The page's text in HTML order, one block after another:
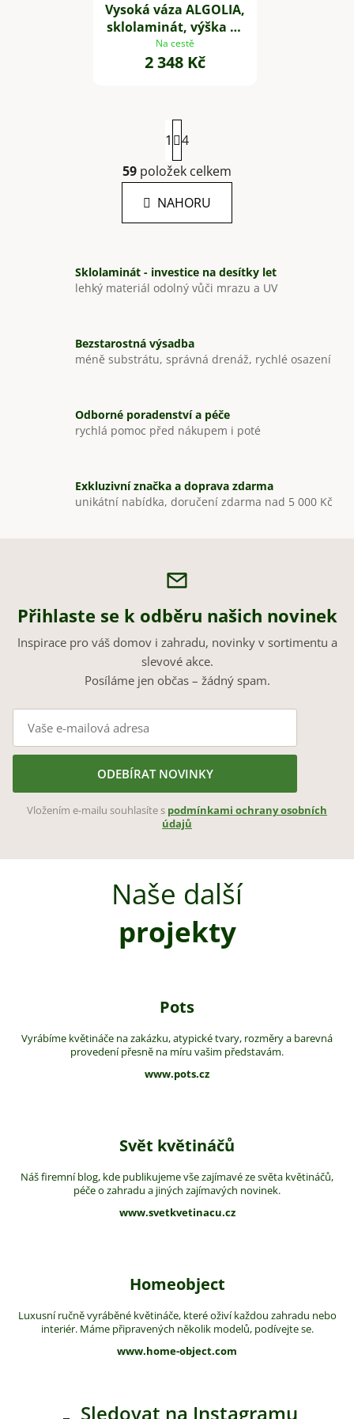
Vysoká váza ALGOLIA,
sklolaminát, výška 80
cm, černá
Na cestě
2 348 Kč
O
v
l
á
a
c
r
v
k
ý
p
u
S
t
r
á
n
k
í
1
4
59 položek celkem
NAHORU
Sklolaminát - investice na desítky let
lehký materiál odolný vůči mrazu a UV
Bezstarostná výsadba
méně substrátu, správná drenáž, rychlé osazení
Odborné poradenství a péče
rychlá pomoc před nákupem i poté
Exkluzivní značka a doprava zdarma
unikátní nabídka, doručení zdarma nad 5 000 Kč
Přihlaste se k odběru našich novinek
Inspirace pro váš domov i zahradu, novinky v sortimentu a
slevové akce.
Posíláme jen občas – žádný spam.
ODEBÍRAT NOVINKY
Vložením e-mailu souhlasíte s podmínkami ochrany osobních
údajů
Naše další
projekty
Pots
Vyrábíme květináče na zakázku, atypické tvary, rozměry a barevná
provedení přesně na míru vašim představám.
www.pots.cz
Svět květináčů
Náš firemní blog, kde publikujeme vše zajímavé ze světa květináčů,
péče o zahradu a jiných zajímavých novinek.
www.svetkvetinacu.cz
Homeobject
Luxusní ručně vyráběné květináče, které oživí každou zahradu nebo
interiér. Máme připravených několik modelů, podívejte se.
www.home-object.com
Sledovat na Instagramu